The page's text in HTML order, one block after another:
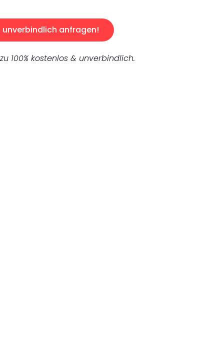
unverbindlich anfragen!
100% kostenlos & unverbindlich.